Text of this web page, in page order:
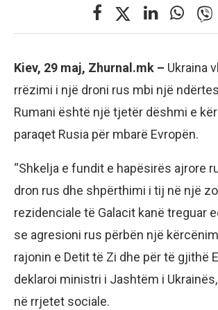
Kiev, 29 maj, Zhurnal.mk – Ukraina
rrëzimi i një droni rus mbi një
Rumani është një tjetër dëshmi e
paraqet Rusia për mbarë Evropën.
“Shkelja e fundit e hapësirës ajrore
dron rus dhe shpërthimi i tij në një
rezidenciale të Galacit kanë treguar
se agresioni rus përbën një
rajonin e Detit të Zi dhe për të gjithë
deklaroi ministri i Jashtëm i
në rrjetet sociale.